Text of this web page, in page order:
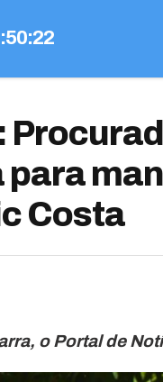
:50:23
para
Costa
o Portal de